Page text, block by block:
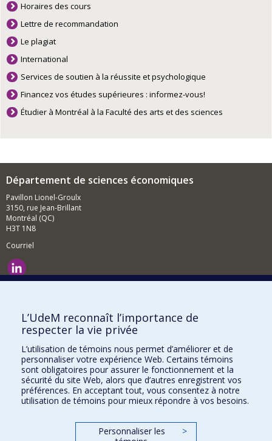
Horaires des cours
Lettre de recommandation
Le plagiat
International
Services de soutien à la réussite et psychologique
Financez vos études supérieures : informez-vous!
Étudier à Montréal à la Faculté des arts et des sciences
Département de sciences économiques
Pavillon Lionel-Groulx
3150, rue Jean-Brillant
Montréal (QC)
H3T 1N8
Courriel
Comment soutenir le Département?
BESOIN D'AIDE?
Plan du site
Signaler une erreur
Accessibilité
FACULTÉ DES ARTS ET DES SCIENCES
Nos départements et écoles
L’UdeM reconnaît l’importance de
respecter la vie privée
L’utilisation de témoins nous permet d’améliorer et de
personnaliser votre expérience Web. Certains témoins
sont obligatoires pour assurer le fonctionnement et la
sécurité du site Web, alors que d’autres enregistrent vos
préférences. En acceptant tout, vous consentez à notre
utilisation de témoins pour mieux répondre à vos besoins.
Personnaliser les
>